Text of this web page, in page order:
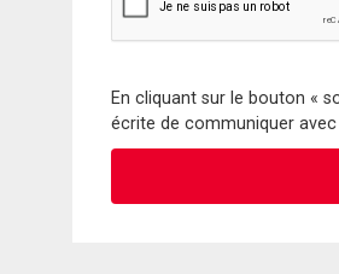
En cliquant sur le bouton «
écrite de communiquer avec